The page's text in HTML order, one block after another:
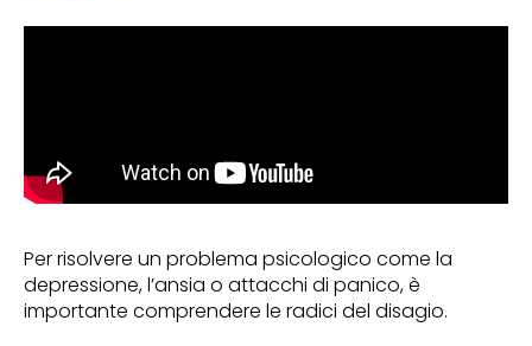
Per risolvere un problema psicologico come la
depressione, l’ansia o attacchi di panico, è
importante comprendere le radici del disagio.